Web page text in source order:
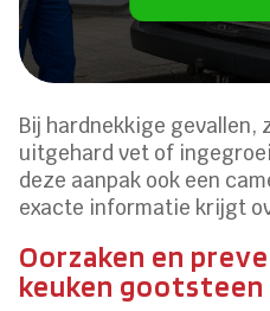
Bij hardnekkige gevallen,
uitgehard vet of
deze aanpak ook een
exacte informatie krijgt
Oorzaken en
keuken